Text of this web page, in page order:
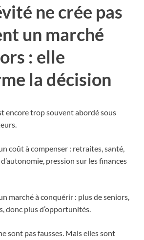
ne crée pas
un marché
: elle
la décision
encore trop souvent abordé sous
coût à compenser : retraites, santé,
pression sur les finances
marché à conquérir : plus de seniors,
donc plus d’opportunités.
sont pas fausses. Mais elles sont